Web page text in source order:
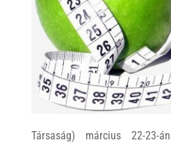
Társaság) március 22-